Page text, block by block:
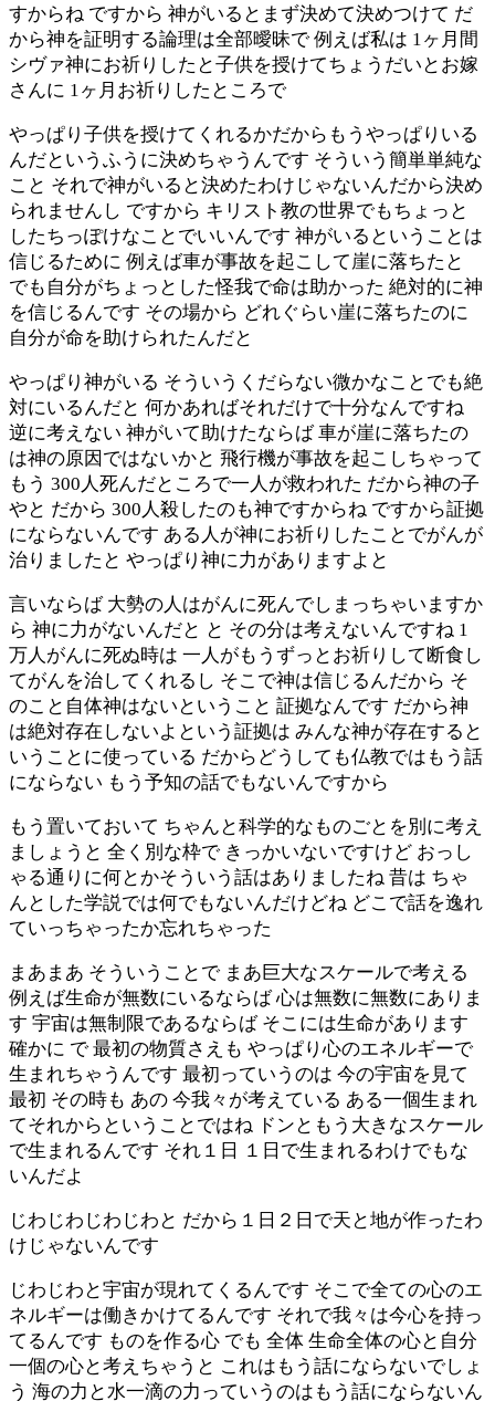
すからね ですから 神がいるとまず決めて決めつけて だ
から神を証明する論理は全部曖昧で 例えば私は 1ヶ月間
シヴァ神にお祈りしたと子供を授けてちょうだいとお嫁
さんに 1ヶ月お祈りしたところで
やっぱり子供を授けてくれるかだからもうやっぱりいる
んだというふうに決めちゃうんです そういう簡単単純な
こと それで神がいると決めたわけじゃないんだから決め
られませんし ですから キリスト教の世界でもちょっと
したちっぽけなことでいいんです 神がいるということは
信じるために 例えば車が事故を起こして崖に落ちたと
でも自分がちょっとした怪我で命は助かった 絶対的に神
を信じるんです その場から どれぐらい崖に落ちたのに
自分が命を助けられたんだと
やっぱり神がいる そういうくだらない微かなことでも絶
対にいるんだと 何かあればそれだけで十分なんですね
逆に考えない 神がいて助けたならば 車が崖に落ちたの
は神の原因ではないかと 飛行機が事故を起こしちゃって
もう 300人死んだところで一人が救われた だから神の子
やと だから 300人殺したのも神ですからね ですから証拠
にならないんです ある人が神にお祈りしたことでがんが
治りましたと やっぱり神に力がありますよと
言いならば 大勢の人はがんに死んでしまっちゃいますか
ら 神に力がないんだと と その分は考えないんですね 1
万人がんに死ぬ時は 一人がもうずっとお祈りして断食し
てがんを治してくれるし そこで神は信じるんだから そ
のこと自体神はないということ 証拠なんです だから神
は絶対存在しないよという証拠は みんな神が存在すると
いうことに使っている だからどうしても仏教ではもう話
にならない もう予知の話でもないんですから
もう置いておいて ちゃんと科学的なものごとを別に考え
ましょうと 全く別な枠で きっかいないですけど おっし
ゃる通りに何とかそういう話はありましたね 昔は ちゃ
んとした学説では何でもないんだけどね どこで話を逸れ
ていっちゃったか忘れちゃった
まあまあ そういうことで まあ巨大なスケールで考える
例えば生命が無数にいるならば 心は無数に無数にありま
す 宇宙は無制限であるならば そこには生命があります
確かに で 最初の物質さえも やっぱり心のエネルギーで
生まれちゃうんです 最初っていうのは 今の宇宙を見て
最初 その時も あの 今我々が考えている ある一個生まれ
てそれからということではね ドンともう大きなスケール
で生まれるんです それ１日 １日で生まれるわけでもな
いんだよ
じわじわじわじわと だから１日２日で天と地が作ったわ
けじゃないんです
じわじわと宇宙が現れてくるんです そこで全ての心のエ
ネルギーは働きかけてるんです それで我々は今心を持っ
てるんです ものを作る心 でも 全体 生命全体の心と自分
一個の心と考えちゃうと これはもう話にならないでしょ
う 海の力と水一滴の力っていうのはもう話にならないん